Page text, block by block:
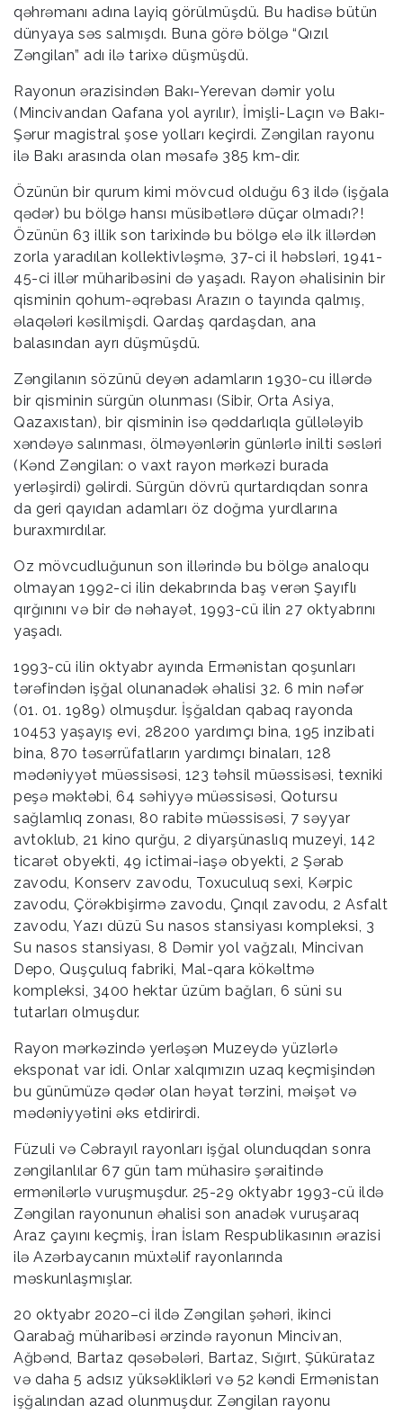
qəhrəmanı adına layiq görülmüşdü. Bu hadisə bütün
dünyaya səs salmışdı. Buna görə bölgə “Qızıl
Zəngilan” adı ilə tarixə düşmüşdü.
Rayonun ərazisindən Bakı-Yerevan dəmir yolu
(Mincivandan Qafana yol ayrılır), İmişli-Laçın və Bakı-
Şərur magistral şose yolları keçirdi. Zəngilan rayonu
ilə Bakı arasında olan məsafə 385 km-dir.
Özünün bir qurum kimi mövcud olduğu 63 ildə (işğala
qədər) bu bölgə hansı müsibətlərə düçar olmadı?!
Özünün 63 illik son tarixində bu bölgə elə ilk illərdən
zorla yaradılan kollektivləşmə, 37-ci il həbsləri, 1941-
45-ci illər müharibəsini də yaşadı. Rayon əhalisinin bir
qisminin qohum-əqrəbası Arazın o tayında qalmış,
əlaqələri kəsilmişdi. Qardaş qardaşdan, ana
balasından ayrı düşmüşdü.
Zəngilanın sözünü deyən adamların 1930-cu illərdə
bir qisminin sürgün olunması (Sibir, Orta Asiya,
Qazaxıstan), bir qisminin isə qəddarlıqla güllələyib
xəndəyə salınması, ölməyənlərin günlərlə inilti səsləri
(Kənd Zəngilan: o vaxt rayon mərkəzi burada
yerləşirdi) gəlirdi. Sürgün dövrü qurtardıqdan sonra
da geri qayıdan adamları öz doğma yurdlarına
buraxmırdılar.
Oz mövcudluğunun son illərində bu bölgə analoqu
olmayan 1992-ci ilin dekabrında baş verən Şayıflı
qırğınını və bir də nəhayət, 1993-cü ilin 27 oktyabrını
yaşadı.
1993-cü ilin oktyabr ayında Ermənistan qoşunları
tərəfindən işğal olunanadək əhalisi 32. 6 min nəfər
(01. 01. 1989) olmuşdur. İşğaldan qabaq rayonda
10453 yaşayış evi, 28200 yardımçı bina, 195 inzibati
bina, 870 təsərrüfatların yardımçı binaları, 128
mədəniyyət müəssisəsi, 123 təhsil müəssisəsi, texniki
peşə məktəbi, 64 səhiyyə müəssisəsi, Qotursu
sağlamlıq zonası, 80 rabitə müəssisəsi, 7 səyyar
avtoklub, 21 kino qurğu, 2 diyarşünaslıq muzeyi, 142
ticarət obyekti, 49 ictimai-iaşə obyekti, 2 Şərab
zavodu, Konserv zavodu, Toxuculuq sexi, Kərpic
zavodu, Çörəkbişirmə zavodu, Çınqıl zavodu, 2 Asfalt
zavodu, Yazı düzü Su nasos stansiyası kompleksi, 3
Su nasos stansiyası, 8 Dəmir yol vağzalı, Mincivan
Depo, Quşçuluq fabriki, Mal-qara kökəltmə
kompleksi, 3400 hektar üzüm bağları, 6 süni su
tutarları olmuşdur.
Rayon mərkəzində yerləşən Muzeydə yüzlərlə
eksponat var idi. Onlar xalqımızın uzaq keçmişindən
bu günümüzə qədər olan həyat tərzini, məişət və
mədəniyyətini əks etdirirdi.
Füzuli və Cəbrayıl rayonları işğal olunduqdan sonra
zəngilanlılar 67 gün tam mühasirə şəraitində
ermənilərlə vuruşmuşdur. 25-29 oktyabr 1993-cü ildə
Zəngilan rayonunun əhalisi son anadək vuruşaraq
Araz çayını keçmiş, İran İslam Respublikasının ərazisi
ilə Azərbaycanın müxtəlif rayonlarında
məskunlaşmışlar.
20 oktyabr 2020–ci ildə Zəngilan şəhəri, ikinci
Qarabağ müharibəsi ərzində rayonun Mincivan,
Ağbənd, Bartaz qəsəbələri, Bartaz, Sığırt, Şükürataz
və daha 5 adsız yüksəklikləri və 52 kəndi Ermənistan
işğalından azad olunmuşdur. Zəngilan rayonu